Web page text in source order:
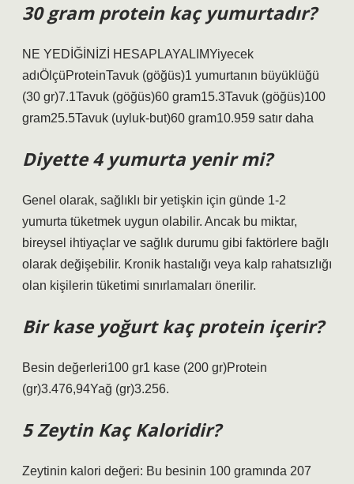
30 gram protein kaç yumurtadır?
NE YEDİĞİNİZİ HESAPLAYALIMYiyecek
adıÖlçüProteinTavuk (göğüs)1 yumurtanın büyüklüğü
(30 gr)7.1Tavuk (göğüs)60 gram15.3Tavuk (göğüs)100
gram25.5Tavuk (uyluk-but)60 gram10.959 satır daha
Diyette 4 yumurta yenir mi?
Genel olarak, sağlıklı bir yetişkin için günde 1-2
yumurta tüketmek uygun olabilir. Ancak bu miktar,
bireysel ihtiyaçlar ve sağlık durumu gibi faktörlere bağlı
olarak değişebilir. Kronik hastalığı veya kalp rahatsızlığı
olan kişilerin tüketimi sınırlamaları önerilir.
Bir kase yoğurt kaç protein içerir?
Besin değerleri100 gr1 kase (200 gr)Protein
(gr)3.476,94Yağ (gr)3.256.
5 Zeytin Kaç Kaloridir?
Zeytinin kalori değeri: Bu besinin 100 gramında 207